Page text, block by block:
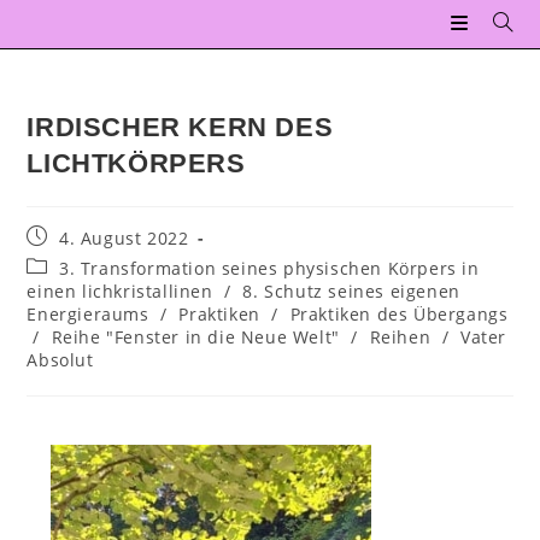
IRDISCHER KERN DES
LICHTKÖRPERS
4. August 2022
3. Transformation seines physischen Körpers in
einen lichkristallinen / 8. Schutz seines eigenen
Energieraums / Praktiken /
Praktiken des Übergangs
/
Reihe "Fenster in die Neue Welt" / Reihen / Vater
Absolut